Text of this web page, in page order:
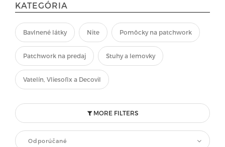
KATEGÓRIA
Bavlnené látky Nite Pomôcky na patchwork
Patchwork na predaj Stuhy a lemovky
Vatelín, Vliesofix a Decovil
MORE FILTERS
Odporúčané